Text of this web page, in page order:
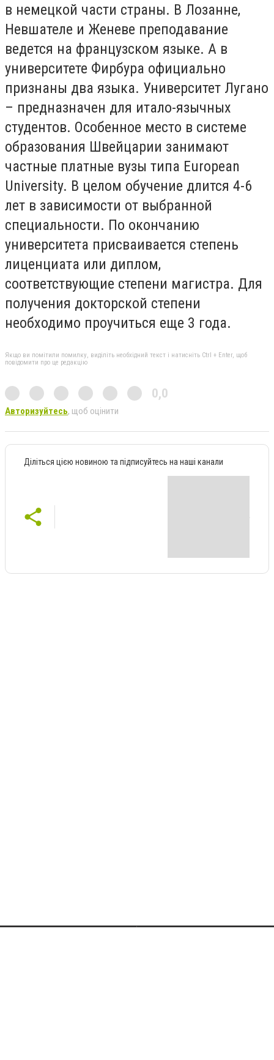
в немецкой части страны. В Лозанне,
Невшателе и Женеве преподавание
ведется на французском языке. А в
университете Фирбура официально
признаны два языка. Университет Лугано
– предназначен для итало-язычных
студентов. Особенное место в системе
образования Швейцарии занимают
частные платные вузы типа European
University. В целом обучение длится 4-6
лет в зависимости от выбранной
специальности. По окончанию
университета присваивается степень
лиценциата или диплом,
соответствующие степени магистра. Для
получения докторской степени
необходимо проучиться еще 3 года.
Якщо ви помітили помилку, виділіть необхідний текст і натисніть Ctrl + Enter, щоб
повідомити про це редакцію
0,0
Авторизуйтесь, щоб оцінити
Діліться цією новиною та підписуйтесь на наші канали